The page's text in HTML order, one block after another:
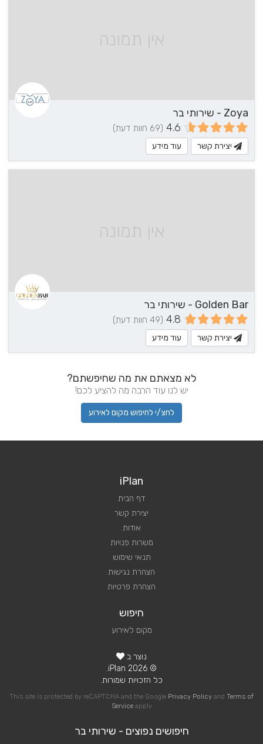
אין תמונה
Zoya - שירותי בר
4.6 (69 חוות דעת)
יצירת קשר עוד מידע
אין תמונה
Golden Bar - שירותי בר
4.8 (49 חוות דעת)
יצירת קשר עוד מידע
לא מצאתם את מה שחיפשתם?
יש לנו עוד הרבה מה להציע לכם!
לחצ/י לחיפוש מקום לאירוע
iPlan
דף הבית
יצירת קשר
אודות
משרות פנויות
תנאי שימוש
הצהרת נגישות
הצהרת פרטיות
חיפוש
מקום לאירוע
נוצר ב
© 2026 iPlan.
כל הזכויות שמורות.
This site is protected by reCAPTCHA and the Google Privacy Policy and Terms of
Serviceapply
חיפושים נפוצים - שירותי בר